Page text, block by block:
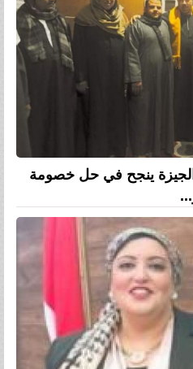
الجيزة ينجح في حل خصومة